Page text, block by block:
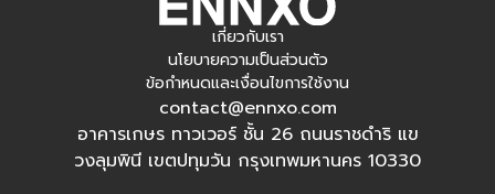
เกี่ยวกับเรา
นโยบายความเป็นส่วนตัว
ข้อกำหนดและเงื่อนไขการใช้งาน
contact@ennxo.com
อาคารเกษร ทาวเวอร์ ชั้น 26 ถนนราชดำริ แข
วงลุมพินี เขตปทุมวัน กรุงเทพมหานคร 10330